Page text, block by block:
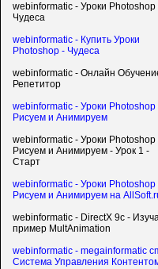
webinformatic - Уроки Photoshop
Чудеса
webinformatic - Купить Уроки
Photoshop - Чудеса
webinformatic - Онлайн
Репетитор
webinformatic - Уроки Photoshop
Рисуем и Анимируем
webinformatic - Уроки Photoshop
Рисуем и Анимируем - Урок 1 -
Старт
webinformatic - Уроки Photoshop
Рисуем и Анимируем на
webinformatic - DirectX 9c -
пример MultAnimation
webinformatic - megainformatic
Система Управления